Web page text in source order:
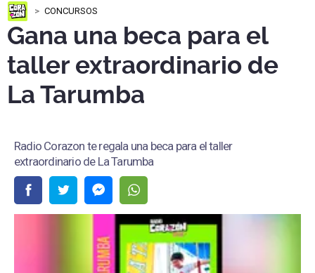
CONCURSOS
Gana una beca para el
taller extraordinario de
La Tarumba
Radio Corazon te regala una beca para el taller
extraordinario de La Tarumba